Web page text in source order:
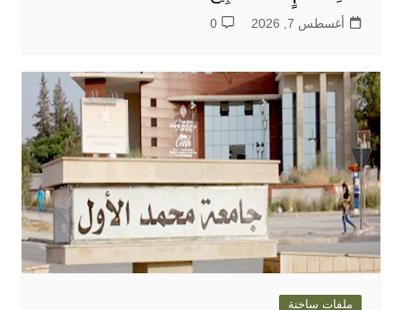
أغسطس 7, 2026 0
ملفات ساخنة